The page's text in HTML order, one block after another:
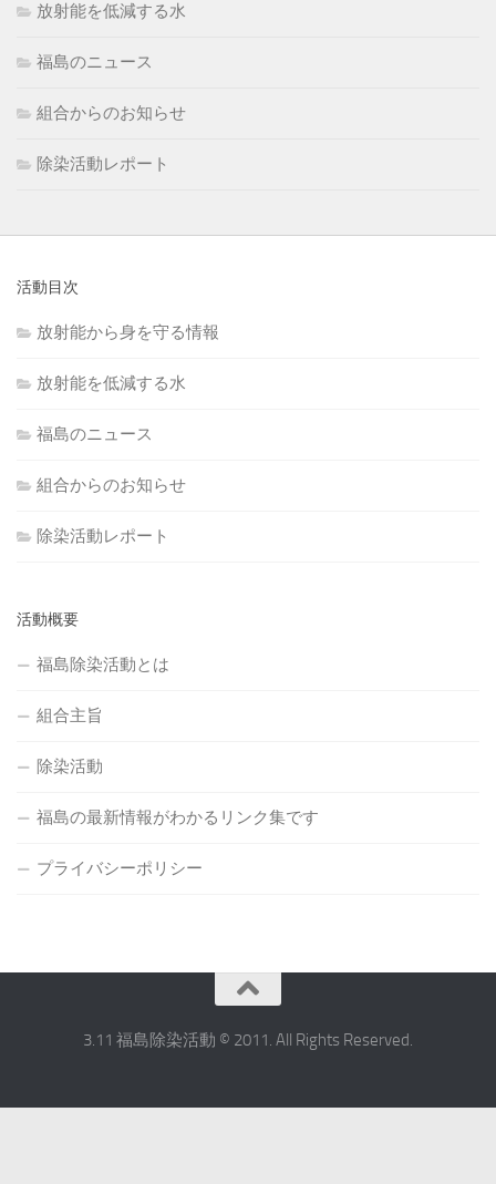
放射能を低減する水
福島のニュース
組合からのお知らせ
除染活動レポート
活動目次
放射能から身を守る情報
放射能を低減する水
福島のニュース
組合からのお知らせ
除染活動レポート
活動概要
福島除染活動とは
組合主旨
除染活動
福島の最新情報がわかるリンク集です
プライバシーポリシー
3.11 福島除染活動 © 2011. All Rights Reserved.